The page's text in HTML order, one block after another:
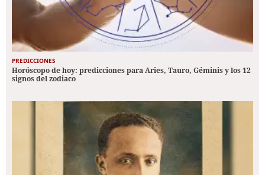
PREDICCIONES
Horóscopo de hoy: predicciones para Aries, Tauro, Géminis y los 12
signos del zodiaco